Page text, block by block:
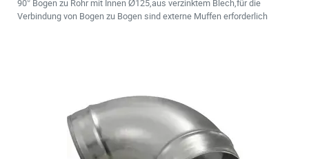
90° Bogen zu Rohr mit Innen Ø125,aus verzinktem Blech,für die
Verbindung von Bogen zu Bogen sind externe Muffen erforderlich